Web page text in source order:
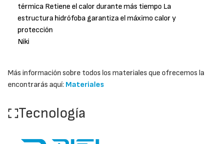
térmica Retiene el calor durante más tiempo La
estructura hidrófoba garantiza el máximo calor y
protección
Niki
Más información sobre todos los materiales que ofrecemos la
encontrarás aquí: Materiales
Tecnología